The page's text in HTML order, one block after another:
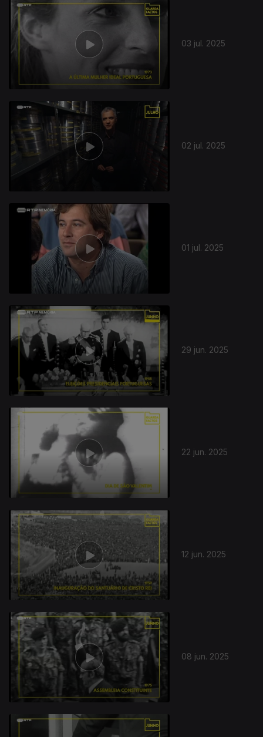
03 jul. 2025
02 jul. 2025
01 jul. 2025
29 jun. 2025
22 jun. 2025
12 jun. 2025
08 jun. 2025
854394